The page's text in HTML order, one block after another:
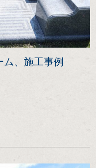
ム、施工事例